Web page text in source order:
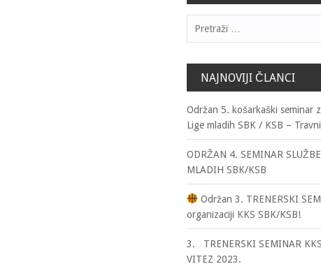
NAJNOVIJI ČLANCI
Održan 5. košarkaški seminar
Lige mladih SBK / KSB –
ODRŽAN 4. SEMINAR
MLADIH SBK/KSB
Održan 3. TRENERSKI
organizaciji KKS SBK/KSB!
3. TRENERSKI SEMINAR
VITEZ 2023.